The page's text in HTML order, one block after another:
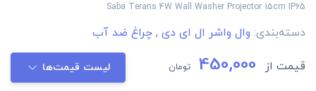
Saba Terans 4W Wall Washer Projector 15cm IP65
دسته‌بندی: وال واشر ال ای دی , چراغ ضد آب
قیمت از 450,000 تومان لیست قیمت‌ها